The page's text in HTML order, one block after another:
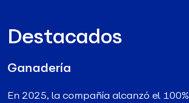
Destacados
Ganadería
En 2025, la compañía alcanzó el